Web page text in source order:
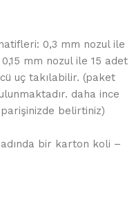
0,3 mm nozul ile
mm nozul ile 15 adet
uç takılabilir. (paket
daha ince
belirtiniz)
bir karton koli –